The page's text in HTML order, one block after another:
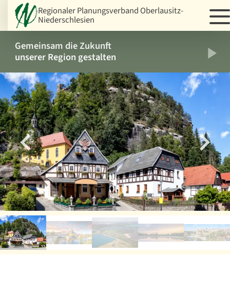
Regionaler Planungsverband Oberlausitz-
Niederschlesien
Gemeinsam die Zukunft
unserer Region gestalten
/5